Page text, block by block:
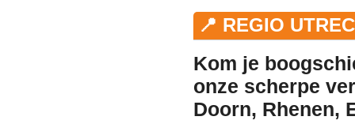
📍 REGIO
Kom je
onze scherpe
Doorn, Rhenen,